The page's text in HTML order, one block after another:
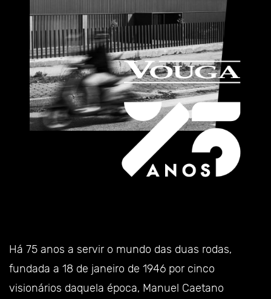
Há 75 anos a servir o mundo das duas rodas,
fundada a 18 de janeiro de 1946 por cinco
visionários daquela época, Manuel Caetano